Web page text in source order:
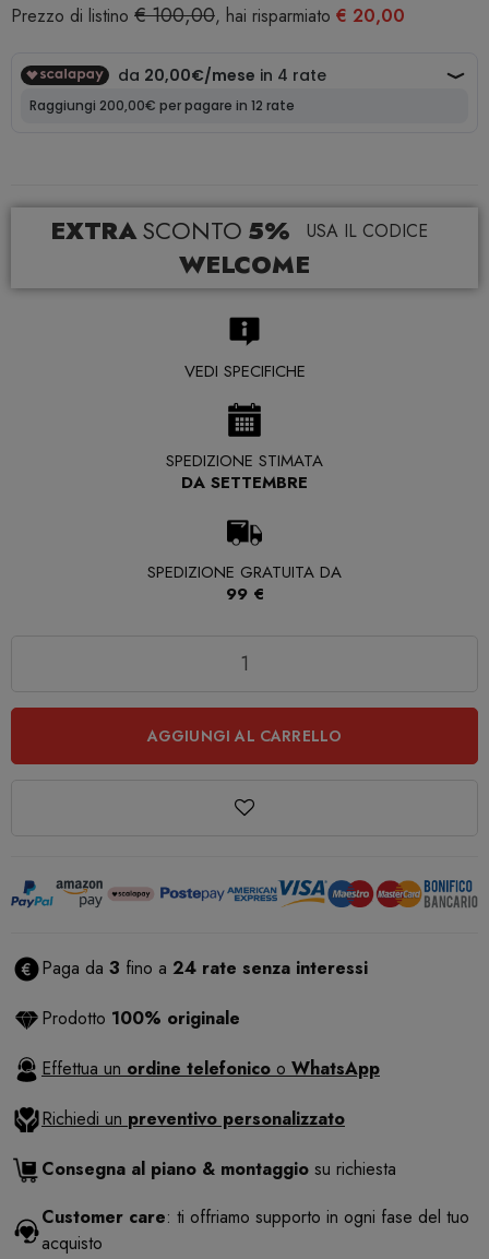
Prezzo di listino € 100,00, hai risparmiato € 20,00
EXTRASCONTO 5% USA IL CODICE
WELCOME
VEDI SPECIFICHE
SPEDIZIONE STIMATA
DA SETTEMBRE
SPEDIZIONE GRATUITA DA
99 €
AGGIUNGI AL CARRELLO
Paga da 3 fino a 24 rate senza interessi
Prodotto 100% originale
Effettua un ordine telefonico o WhatsApp
Richiedi un preventivo personalizzato
Consegna al piano & montaggio su richiesta
Customer care: ti offriamo supporto in ogni fase del tuo
acquisto